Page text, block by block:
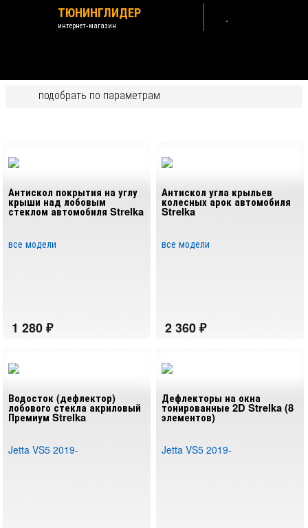
ТЮНИНГЛИДЕР
интернет-магазин
Назад /
подобрать по параметрам
Экстерьер (внешние тюнинг-аксессуары)
Дефлекторы
Багажные системы и рейлинги
Посмотреть по типам товаров в
Jetta VS5 2019-2026
→Jetta VS7 2019-
Антискол покрытия на углу
крыши над лобовым
стеклом автомобиля Strelka
все модели
Антискол угла крыльев
колесных арок автомобиля
Strelka
все модели
Водосток (дефлектор)
лобового стекла акриловый
Премиум Strelka
Jetta VS5 2019-
Дефлекторы на окна
тонированные 2D Strelka (8
элементов)
Jetta VS5 2019-